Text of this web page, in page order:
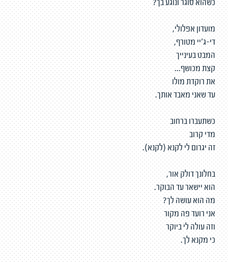
כשהוא סוגר ונוגע בך?
מועדון אפלולי,
די-ג'יי מטורף,
המבט בעינייך
קצת מכושף...
את רוקדת מולו
עד שאני מאבד אותך.
כשתעברו ברחוב
מדי קרוב
זה יגרום לי לקנא (לקנא).
בחלונך דולק אור,
הוא יישאר עד הבוקר.
מה הוא עושה לך?
אני רועד פה מקור
וזה עולה לי ביוקר
כי מקנא לך.